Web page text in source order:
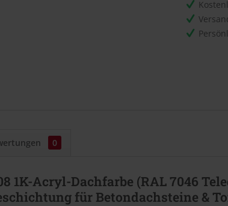
0
1K-Acryl-Dachfarbe (RAL 7046
für Betondachsteine &